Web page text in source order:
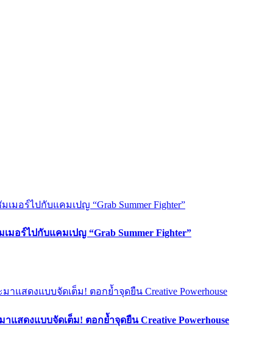
ร์ไปกับแคมเปญ “Grab Summer Fighter”
สดงแบบจัดเต็ม! ตอกย้ำจุดยืน Creative Powerhouse